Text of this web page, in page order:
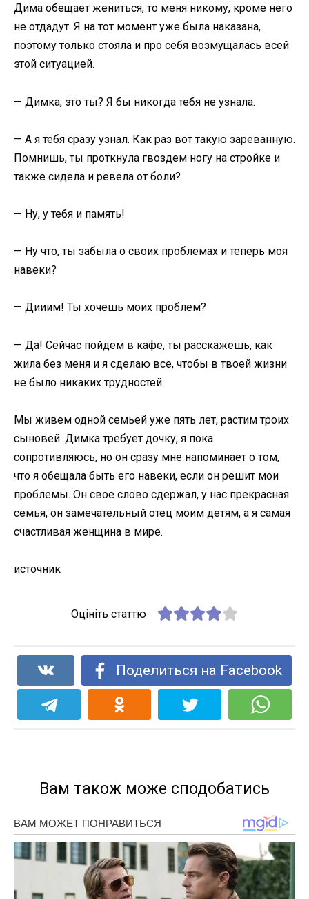
Дима обещает жениться, то меня никому, кроме него
не отдадут. Я на тот момент уже была наказана,
поэтому только стояла и про себя возмущалась всей
этой ситуацией.
— Димка, это ты? Я бы никогда тебя не узнала.
— А я тебя сразу узнал. Как раз вот такую зареванную.
Помнишь, ты проткнула гвоздем ногу на стройке и
также сидела и ревела от боли?
— Ну, у тебя и память!
— Ну что, ты забыла о своих проблемах и теперь моя
навеки?
— Дииим! Ты хочешь моих проблем?
— Да! Сейчас пойдем в кафе, ты расскажешь, как
жила без меня и я сделаю все, чтобы в твоей жизни
не было никаких трудностей.
Мы живем одной семьей уже пять лет, растим троих
сыновей. Димка требует дочку, я пока
сопротивляюсь, но он сразу мне напоминает о том,
что я обещала быть его навеки, если он решит мои
проблемы. Он свое слово сдержал, у нас прекрасная
семья, он замечательный отец моим детям, а я самая
счастливая женщина в мире.
источник
Оцініть статтю
Поделиться на Facebook
Вам також може сподобатись